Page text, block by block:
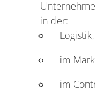
in der:
Logistik,
im
im